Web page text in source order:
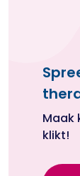
Maak
klikt!